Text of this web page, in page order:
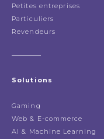
Petites entreprises
Particuliers
Revendeurs
Solutions
Gaming
Web & E-commerce
AI & Machine Learning